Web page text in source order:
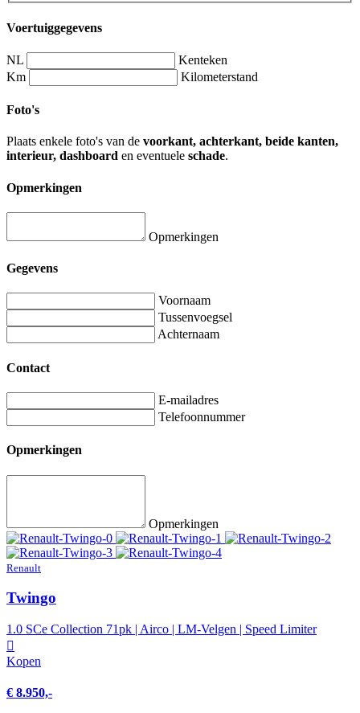
Voertuiggegevens
NL
Kenteken
Km
Kilometerstand
Foto's
Plaats enkele foto's van de voorkant, achterkant, beide kanten,
interieur, dashboard en eventuele schade.
Opmerkingen
Opmerkingen
Gegevens
Voornaam
Tussenvoegsel
Achternaam
Contact
E-mailadres
Telefoonnummer
Opmerkingen
Opmerkingen
Renault
Twingo
1.0 SCe Collection 71pk | Airco | LM-Velgen | Speed Limiter
Kopen
€ 8.950,-